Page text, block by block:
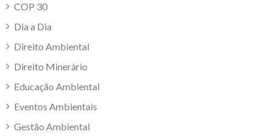
COP 30
Dia a Dia
Direito Ambiental
Direito Minerário
Educação Ambiental
Eventos Ambientais
Gestão Ambiental